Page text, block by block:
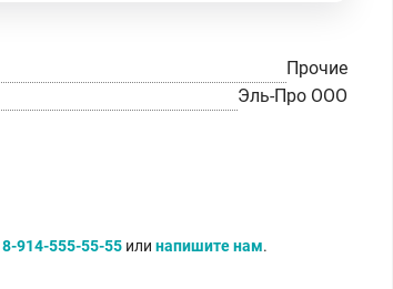
Прочие
Эль-Про ООО
8-914-555-55-55 или напишите нам.